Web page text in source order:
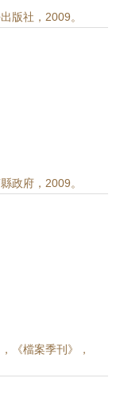
版社，2009。
政府，2009。
《檔案季刊》，